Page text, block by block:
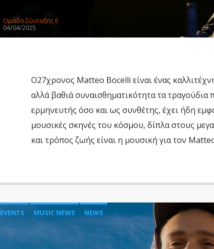
Oμάδα Σύνταξης Ε
04/04/2025
Ο27χρονος Matteo Bocelli είναι ένας
αλλά βαθιά συναισθηματικότητα τα τραγούδια
ερμηνευτής όσο και ως συνθέτης, έχει ήδη
μουσικές σκηνές του κόσμου, δίπλα στους
και τρόπος ζωής είναι η μουσική για τον
EVENTS MUSIC NEWS NEWS